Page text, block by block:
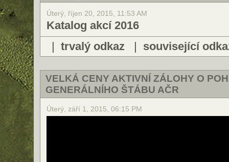
Úterý, říjen 20, 2015, 11:53 AM
Katalog akcí 2016
| trvalý odkaz | související
VELKÁ CENY AKTIVNÍ ZÁLOHY O
GENERÁLNÍHO ŠTÁBU AČR
Úterý, září 1, 2015, 06:15 PM